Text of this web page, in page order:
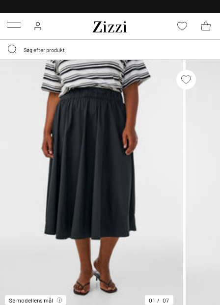
Menu
Se modellens mål 01 07